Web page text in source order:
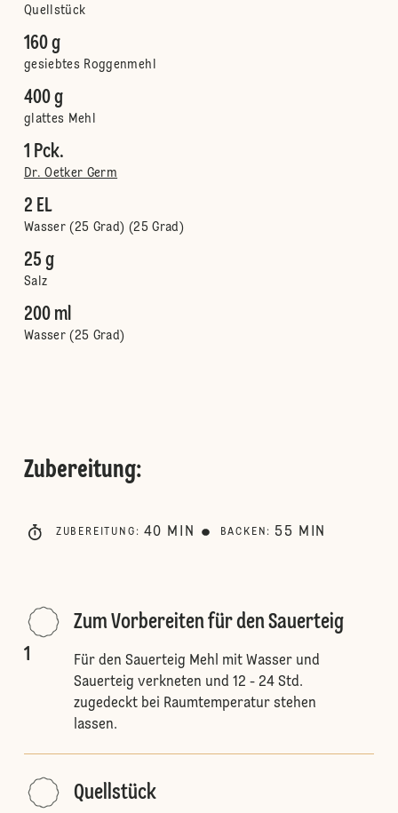
Quellstück
160 g
gesiebtes Roggenmehl
400 g
glattes Mehl
1 Pck.
Dr. Oetker Germ
2 EL
Wasser (25 Grad) (25 Grad)
25 g
Salz
200 ml
Wasser (25 Grad)
Zubereitung:
ZUBEREITUNG : 40 MIN BACKEN : 55 MIN
1
Zum Vorbereiten für den Sauerteig
Für den Sauerteig Mehl mit Wasser und
Sauerteig verkneten und 12 - 24 Std.
zugedeckt bei Raumtemperatur stehen
lassen.
Quellstück